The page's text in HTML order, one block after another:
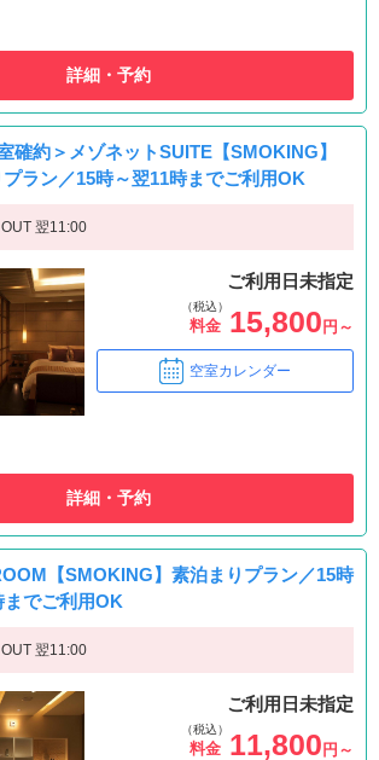
詳細・予約
確約＞メゾネットSUITE【SMOKING】
ラン／15時～翌11時までご利用OK
翌11:00
ご利用日未指定
（税込）
料金 15,800 円～
空室カレンダー
詳細・予約
【SMOKING】素泊まりプラン／15時
までご利用OK
翌11:00
ご利用日未指定
（税込）
料金 11,800 円～